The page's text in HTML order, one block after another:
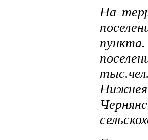
На